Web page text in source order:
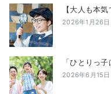
【大人も本
2026年1月26日
「ひとりっ
2026年6月15日